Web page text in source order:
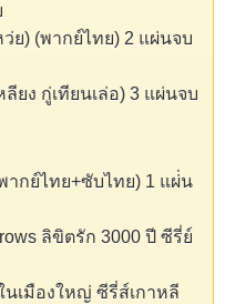
ว่ย) (พากย์ไทย) 2 แผ่นจบ
ยง กู่เทียนเล่อ) 3 แผ่นจบ
ากย์ไทย+ซับไทย) 1 แผ่่น
ลิขิตรัก 3000 ปี ซีรี่ย์
นเมืองใหญ่ ซีรี่ส์เกาหลี